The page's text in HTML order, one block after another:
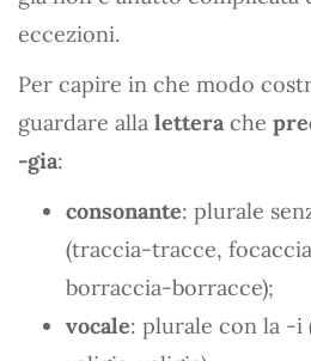
eccezioni.
Per capire in che modo
guardare alla lettera che
-gia:
consonante: plurale
(traccia-tracce,
borraccia-borracce);
vocale: plurale con la -i